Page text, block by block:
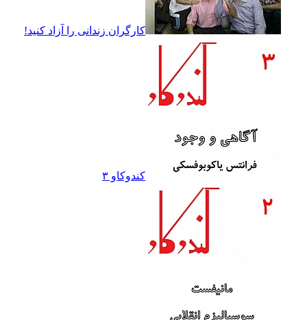
کارگران زندانى را آزاد کنيد!
کندوکاو ۳